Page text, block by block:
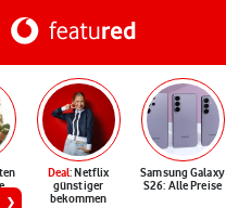
Deal: Netflix
günstiger
bekommen
Samsung Galaxy
S26: Alle Preise